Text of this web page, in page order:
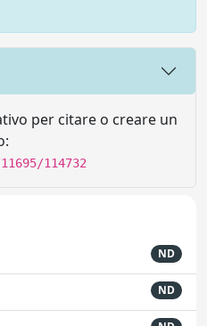
per citare o creare un
114732
ND
ND